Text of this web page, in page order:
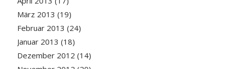
März 2013 (19)
Februar 2013 (24)
Januar 2013 (18)
Dezember 2012 (14)